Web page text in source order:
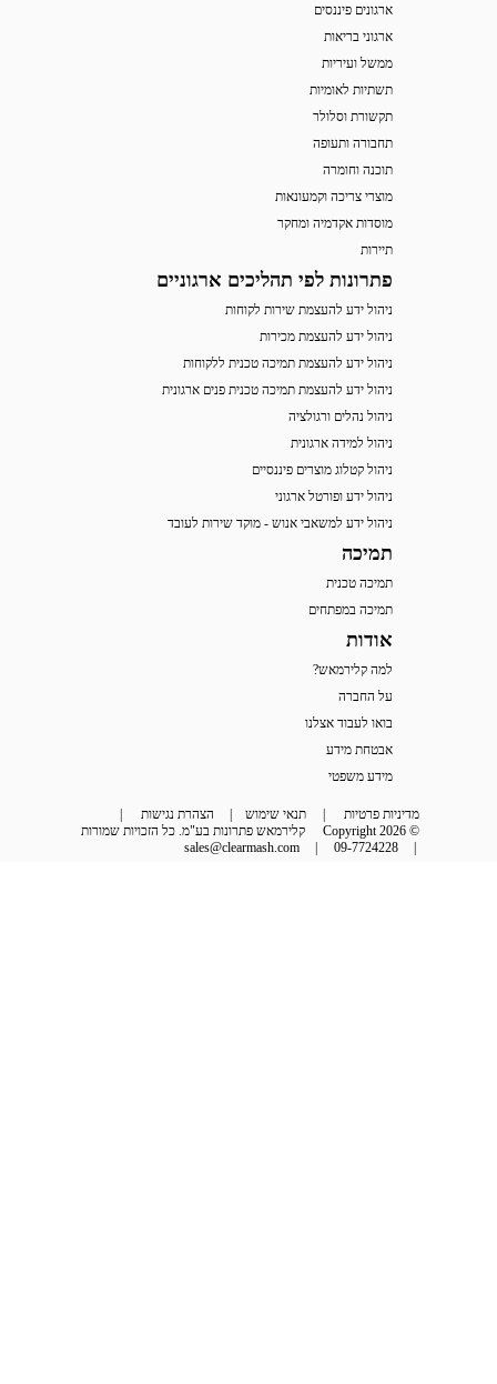
ארגונים פיננסים
ארגוני בריאות
ממשל ועיריות
תשתיות לאומיות
תקשורת וסלולר
תחבורה ותעופה
תוכנה וחומרה
מוצרי צריכה וקמעונאות
מוסדות אקדמיה ומחקר
תיירות
פתרונות לפי תהליכים ארגוניים
ניהול ידע להעצמת שירות לקוחות
ניהול ידע להעצמת מכירות
ניהול ידע להעצמת תמיכה טכנית ללקוחות
ניהול ידע להעצמת תמיכה טכנית פנים ארגונית
ניהול נהלים ורגולציה
ניהול למידה ארגונית
ניהול קטלוג מוצרים פיננסיים
ניהול ידע ופורטל ארגוני
ניהול ידע למשאבי אנוש - מוקד שירות לעובד
תמיכה
תמיכה טכנית
תמיכה במפתחים
אודות
למה קלירמאש?
על החברה
בואו לעבוד אצלנו
אבטחת מידע
מידע משפטי
מדיניות פרטיות | תנאי שימוש | הצהרת נגישות
|
קלירמאש פתרונות בע"מ. כל הזכויות שמורות
09-7724228
|
sales@clearmash.com